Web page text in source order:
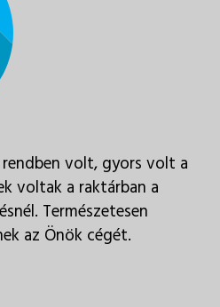
volt, gyors volt a
voltak a raktárban a
Természetesen
az Önök cégét.